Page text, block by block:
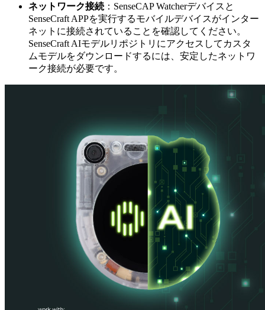
ネットワーク接続 ：SenseCAP Watcherデバイスと
SenseCraft APPを実行するモバイルデバイスがインター
ネットに接続されていることを確認してください。
SenseCraft AIモデルリポジトリにアクセスしてカスタ
ムモデルをダウンロードするには、安定したネットワ
ーク接続が必要です。